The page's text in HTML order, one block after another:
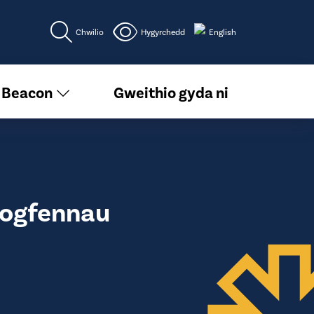
Chwilio Hygyrchedd English
Gweithio gyda ni